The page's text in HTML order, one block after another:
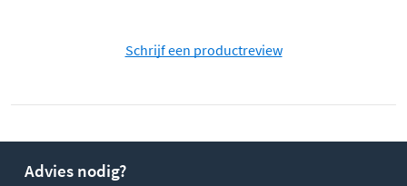
Schrijf een productreview
Advies nodig?